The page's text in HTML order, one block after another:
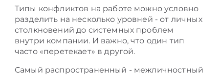
Типы конфликтов на работе можно условно
разделить на несколько уровней - от личных
столкновений до системных проблем
внутри компании. И важно, что один тип
часто «перетекает» в другой.
Самый распространенный - межличностный